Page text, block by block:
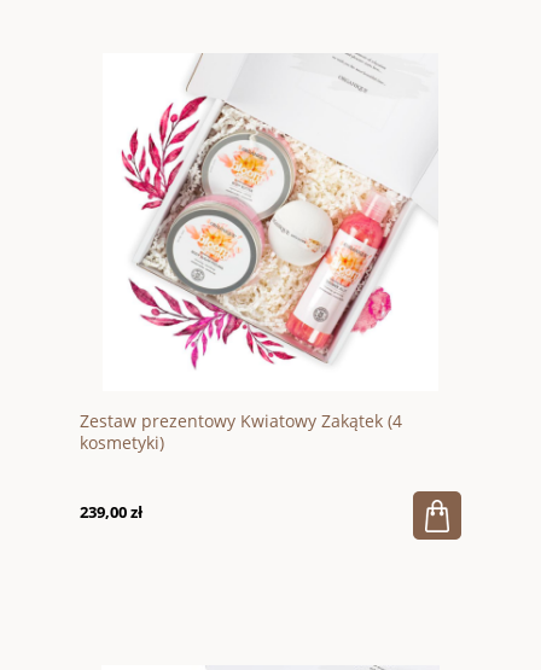
Zestaw prezentowy Kwiatowy Zakątek (4
kosmetyki)
239,00 zł